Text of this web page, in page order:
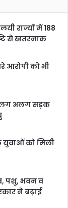
राज्यों में 188
से खतरनाक
को भी
अलग सड़क
युवाओं को मिली
पशु, भवन व
ने बढ़ाई